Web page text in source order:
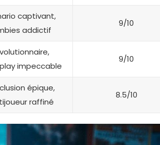
captivant,
addictif
9/10
impeccable
9/10
épique,
raffiné
8.5/10